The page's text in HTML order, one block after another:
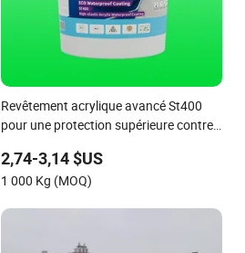
Revêtement acrylique avancé St400
pour une protection supérieure contre
2,74-3,14 $US
1 000 Kg (MOQ)